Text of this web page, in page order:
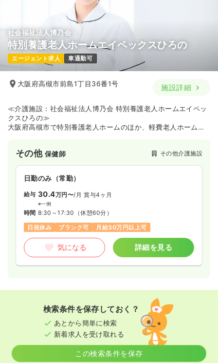
社会福祉法人博乃会
特別養護老人ホームエイペックスひろの
エージェント求人 車通勤可
大阪府高槻市前島1丁目36番1号 施設詳細
≪介護施設：社会福祉法人博乃会 特別養護老人ホームエイペッ
クスひろの≫
大阪府高槻市で特別養護老人ホームのほか、軽費老人ホーム、
護サービスを展開している社会福祉法人博乃会の施設です。
その他 保健師 その他介護施設
日勤のみ（常勤）
給与 30.4万円〜/月 賞与4ヶ月
※一例
時間 8:30～17:30 （休憩60分）
日祝休み
ブランク可 月給30万円以上可
気になる 詳細を見る
検索条件を保存しておく？
あとから簡単に検索
新着求人を受け取れる
この検索条件を保存